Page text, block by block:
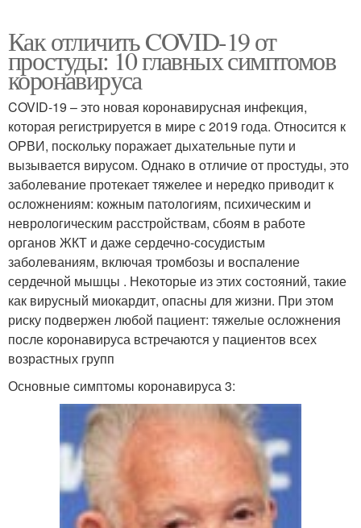
Как отличить COVID-19 от
простуды: 10 главных симптомов
коронавируса
COVID-19 – это новая коронавирусная инфекция,
которая регистрируется в мире с 2019 года. Относится к
ОРВИ, поскольку поражает дыхательные пути и
вызывается вирусом. Однако в отличие от простуды, это
заболевание протекает тяжелее и нередко приводит к
осложнениям: кожным патологиям, психическим и
неврологическим расстройствам, сбоям в работе
органов ЖКТ и даже сердечно-сосудистым
заболеваниям, включая тромбозы и воспаление
сердечной мышцы . Некоторые из этих состояний, такие
как вирусный миокардит, опасны для жизни. При этом
риску подвержен любой пациент: тяжелые осложнения
после коронавируса встречаются у пациентов всех
возрастных групп
Основные симптомы коронавируса 3: